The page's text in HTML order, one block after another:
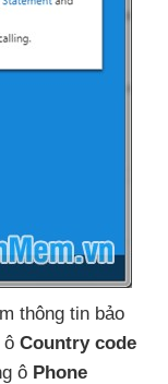
thông tin bảo
ô Country code
ô Phone